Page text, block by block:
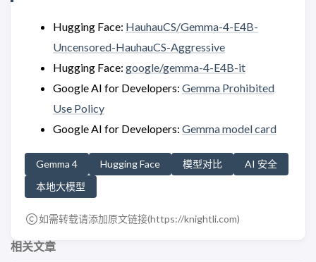
Hugging Face: HauhauCS/Gemma-4-E4B-
Uncensored-HauhauCS-Aggressive
Hugging Face: google/gemma-4-E4B-it
Google AI for Developers: Gemma Prohibited
Use Policy
Google AI for Developers: Gemma model card
Gemma 4 Hugging Face 模型对比
AI 安全
本地大模型
如需转载请添加原文链接(https://knightli.com)
相关文章